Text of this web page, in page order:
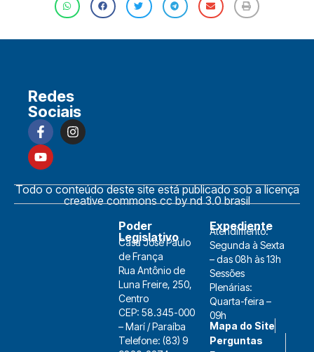
Redes
Sociais
Todo o conteúdo deste site está publicado sob a licença
creative commons cc by nd 3.0 brasil
Poder
Legislativo
Casa José Paulo
de França
Rua Antônio de
Luna Freire, 250,
Centro
CEP: 58.345-000
– Marí / Paraíba
Telefone: (83) 9
Expediente
Atendimento:
Segunda à Sexta
– das 08h às 13h
Sessões
Plenárias:
Quarta-feira –
09h
Mapa do Site
Perguntas